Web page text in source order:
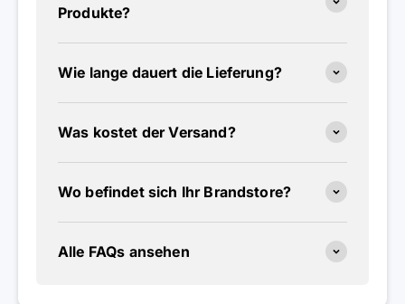
Produkte?
Wie lange dauert die Lieferung?
Was kostet der Versand?
Wo befindet sich Ihr Brandstore?
Alle FAQs ansehen